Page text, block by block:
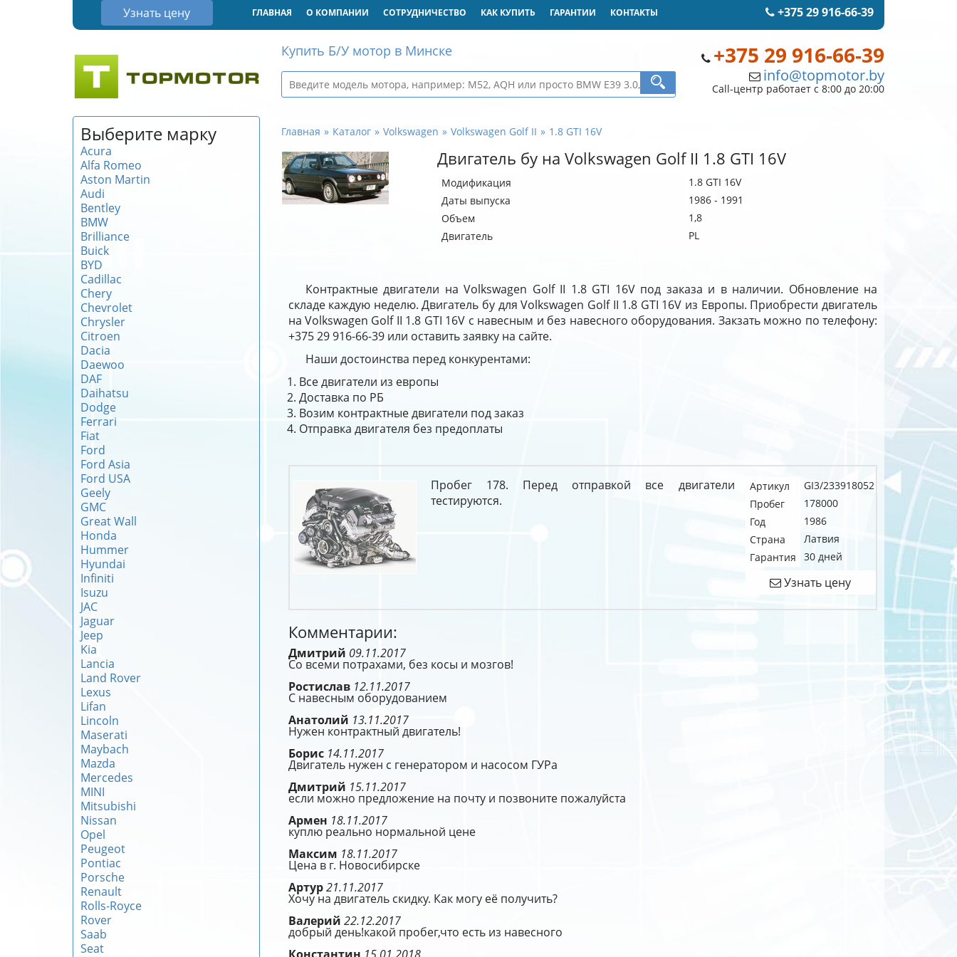
Узнать цену +375 29 916-66-39
ГЛАВНАЯ О КОМПАНИИ СОТРУДНИЧЕСТВО КАК КУПИТЬ ГАРАНТИИ КОНТАКТЫ
+375 29 916-66-39
info@topmotor.by
Call-центр работает с 8:00 до 20:00
Купить Б/У мотор в Минске
Выберите марку
Acura
Alfa Romeo
Aston Martin
Audi
Bentley
BMW
Brilliance
Buick
BYD
Cadillac
Chery
Chevrolet
Chrysler
Citroen
Dacia
Daewoo
DAF
Daihatsu
Dodge
Ferrari
Fiat
Ford
Ford Asia
Ford USA
Geely
GMC
Great Wall
Honda
Hummer
Hyundai
Infiniti
Isuzu
JAC
Jaguar
Jeep
Kia
Lancia
Land Rover
Lexus
Lifan
Lincoln
Maserati
Maybach
Mazda
Mercedes
MINI
Mitsubishi
Nissan
Opel
Peugeot
Pontiac
Porsche
Renault
Rolls-Royce
Rover
Saab
Seat
Главная Каталог Volkswagen Volkswagen Golf II 1.8 GTI 16V
Двигатель бу на Volkswagen Golf II 1.8 GTI 16V
Модификация
1.8 GTI 16V
Даты выпуска
1986 - 1991
Объем
1,8
Двигатель
PL
Контрактные двигатели на Volkswagen Golf II 1.8 GTI 16V под заказа и в наличии. Обновление на
складе каждую неделю. Двигатель бу для Volkswagen Golf II 1.8 GTI 16V из Европы. Приобрести двигатель
на Volkswagen Golf II 1.8 GTI 16V с навесным и без навесного оборудования. Закзать можно по телефону:
+375 29 916-66-39 или оставить заявку на сайте.
Наши достоинства перед конкурентами:
Все двигатели из европы
Доставка по РБ
Возим контрактные двигатели под заказ
Отправка двигателя без предоплаты
Пробег 178. Перед отправкой все двигатели
тестируются.
Артикул
GI3/233918052
Пробег
178000
Год
1986
Страна
Латвия
Гарантия
30 дней
Узнать цену
Комментарии:
Дмитрий 09.11.2017
Со всеми потрахами, без косы и мозгов!
Ростислав 12.11.2017
С навесным оборудованием
Анатолий 13.11.2017
Нужен контрактный двигатель!
Борис 14.11.2017
Двигатель нужен с генератором и насосом ГУРа
Дмитрий 15.11.2017
если можно предложение на почту и позвоните пожалуйста
Армен 18.11.2017
куплю реально нормальной цене
Максим 18.11.2017
Цена в г. Новосибирске
Артур21.11.2017
Хочу на двигатель скидку. Как могу её получить?
Валерий 22.12.2017
добрый день!какой пробег,что есть из навесного